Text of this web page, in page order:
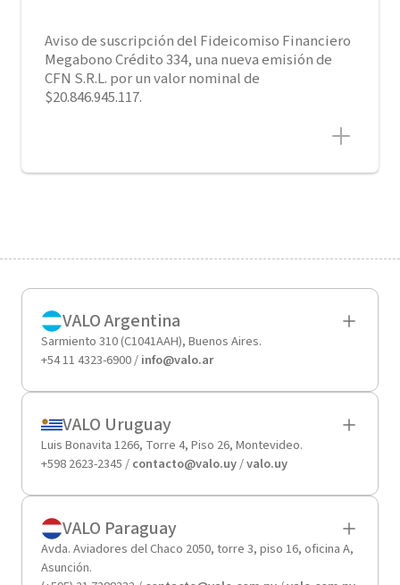
Aviso de suscripción del Fideicomiso Financiero
Megabono Crédito 334, una nueva emisión de
CFN S.R.L. por un valor nominal de
$20.846.945.117.
VALO Argentina
Sarmiento 310 (C1041AAH), Buenos Aires.
+54 11 4323-6900 /info@valo.ar
VALO Uruguay
Luis Bonavita 1266, Torre 4, Piso 26, Montevideo.
+598 2623-2345 /contacto@valo.uy/valo.uy
VALO Paraguay
Avda. Aviadores del Chaco 2050, torre 3, piso 16, oficina A,
Asunción.